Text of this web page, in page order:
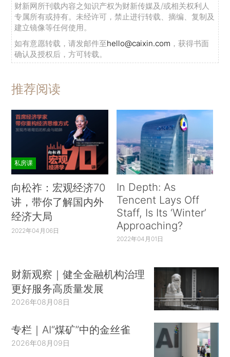
财新网所刊载内容之知识产权为财新传媒及/或相关权利人
专属所有或持有。未经许可，禁止进行转载、摘编、复制及
建立镜像等任何使用。
如有意愿转载，请发邮件至hello@caixin.com ，获得书面
确认及授权后，方可转载。
推荐阅读
私房课
向松祚：宏观经济70
讲，带你了解国内外
经济大局
2022年04月06日
In Depth: As
Tencent Lays Off
Staff, Is Its ‘Winter’
Approaching?
2022年04月01日
财新观察｜健全金融机构治理
更好服务高质量发展
2026年08月08日
专栏｜AI“煤矿”中的金丝雀
2026年08月09日